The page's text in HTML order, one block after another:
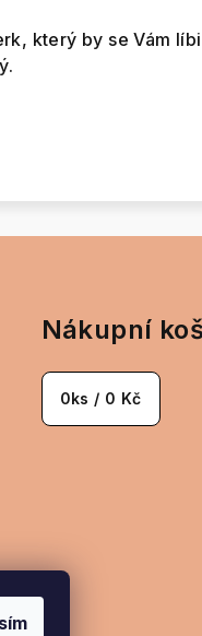
který by se Vám
Nákupní
0ks / 0 Kč